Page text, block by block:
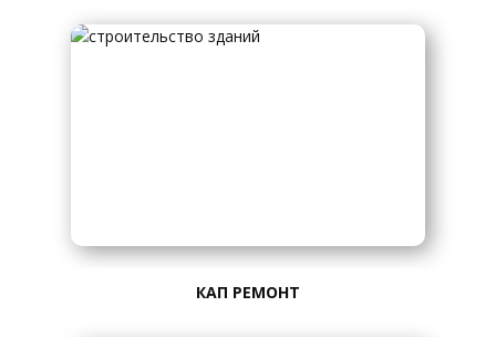
КАП РЕМОНТ